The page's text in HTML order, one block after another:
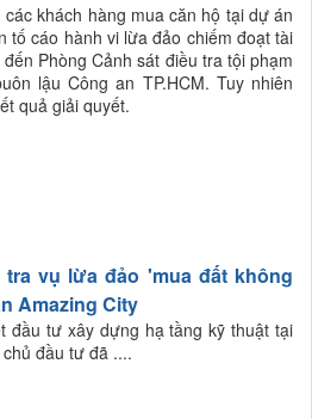
khách hàng mua căn hộ tại dự án
tố cáo hành vi lừa đảo chiếm đoạt tài
Phòng Cảnh sát điều tra tội phạm
lậu Công an TP.HCM. Tuy nhiên
quả giải quyết.
vụ lừa đảo 'mua đất không
Amazing City
đầu tư xây dựng hạ tầng kỹ thuật tại
đầu tư đã ....